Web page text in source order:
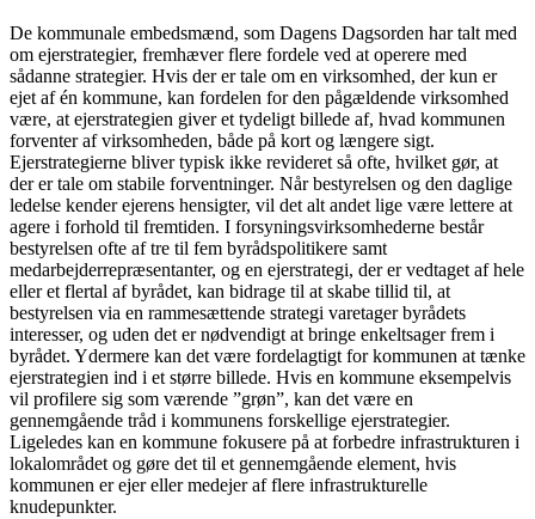
De kommunale embedsmænd, som Dagens Dagsorden har talt med
om ejerstrategier, fremhæver flere fordele ved at operere med
sådanne strategier. Hvis der er tale om en virksomhed, der kun er
ejet af én kommune, kan fordelen for den pågældende virksomhed
være, at ejerstrategien giver et tydeligt billede af, hvad kommunen
forventer af virksomheden, både på kort og længere sigt.
Ejerstrategierne bliver typisk ikke revideret så ofte, hvilket gør, at
der er tale om stabile forventninger. Når bestyrelsen og den daglige
ledelse kender ejerens hensigter, vil det alt andet lige være lettere at
agere i forhold til fremtiden. I forsyningsvirksomhederne består
bestyrelsen ofte af tre til fem byrådspolitikere samt
medarbejderrepræsentanter, og en ejerstrategi, der er vedtaget af hele
eller et flertal af byrådet, kan bidrage til at skabe tillid til, at
bestyrelsen via en rammesættende strategi varetager byrådets
interesser, og uden det er nødvendigt at bringe enkeltsager frem i
byrådet. Ydermere kan det være fordelagtigt for kommunen at tænke
ejerstrategien ind i et større billede. Hvis en kommune eksempelvis
vil profilere sig som værende ”grøn”, kan det være en
gennemgående tråd i kommunens forskellige ejerstrategier.
Ligeledes kan en kommune fokusere på at forbedre infrastrukturen i
lokalområdet og gøre det til et gennemgående element, hvis
kommunen er ejer eller medejer af flere infrastrukturelle
knudepunkter.